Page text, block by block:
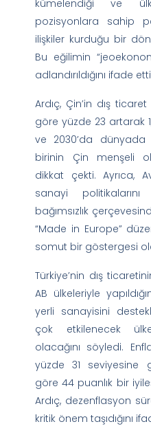
kümelendiği ve
pozisyonlara sahip
ilişkiler kurduğu bir
Bu eğilimin
adlandırıldığını ifade
Ardıç, Çin’in dış
göre yüzde 23 artarak
ve 2030’da
birinin Çin menşeli
dikkat çekti. Ayrıca,
sanayi
bağımsızlık
“Made in Europe”
somut bir göstergesi
Türkiye’nin dış
AB ülkeleriyle
yerli sanayisini
çok etkilenecek
olacağını söyledi.
yüzde 31 seviyesine
göre 44 puanlık bir
Ardıç, dezenflasyon
kritik önem taşıdığını